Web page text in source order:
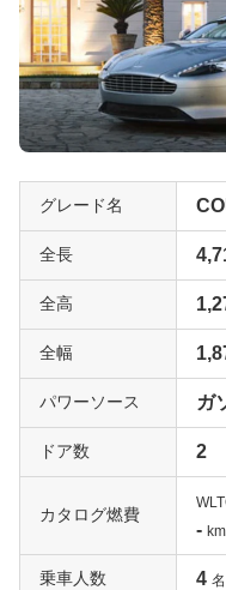
グレード名
全長
全高
全幅
パワーソース ガ
ドア数 2
カタログ燃費
-
乗車人数 4 名